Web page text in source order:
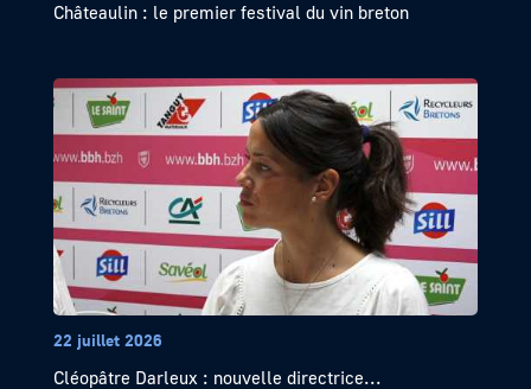
Châteaulin : le premier festival du vin breton
22 juillet 2026
Cléopâtre Darleux : nouvelle directrice...